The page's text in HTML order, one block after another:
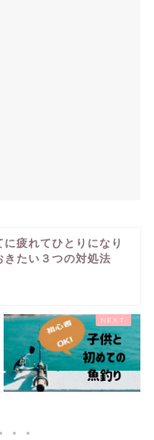
疲れてひとりになり
きたい３つの対処法